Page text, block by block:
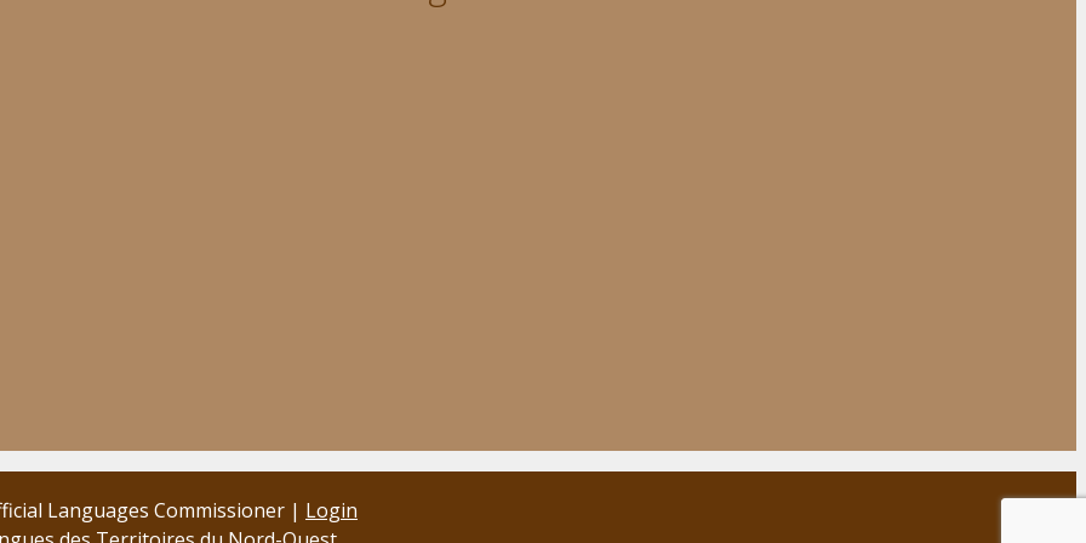
Languages Commissioner | Login